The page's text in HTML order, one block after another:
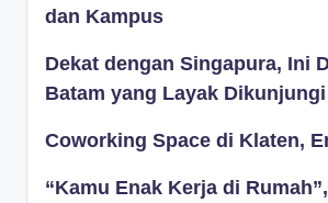
dan Kampus
Dekat dengan Singapura, Ini
Batam yang Layak Dikunjungi
Coworking Space di Klaten,
“Kamu Enak Kerja di